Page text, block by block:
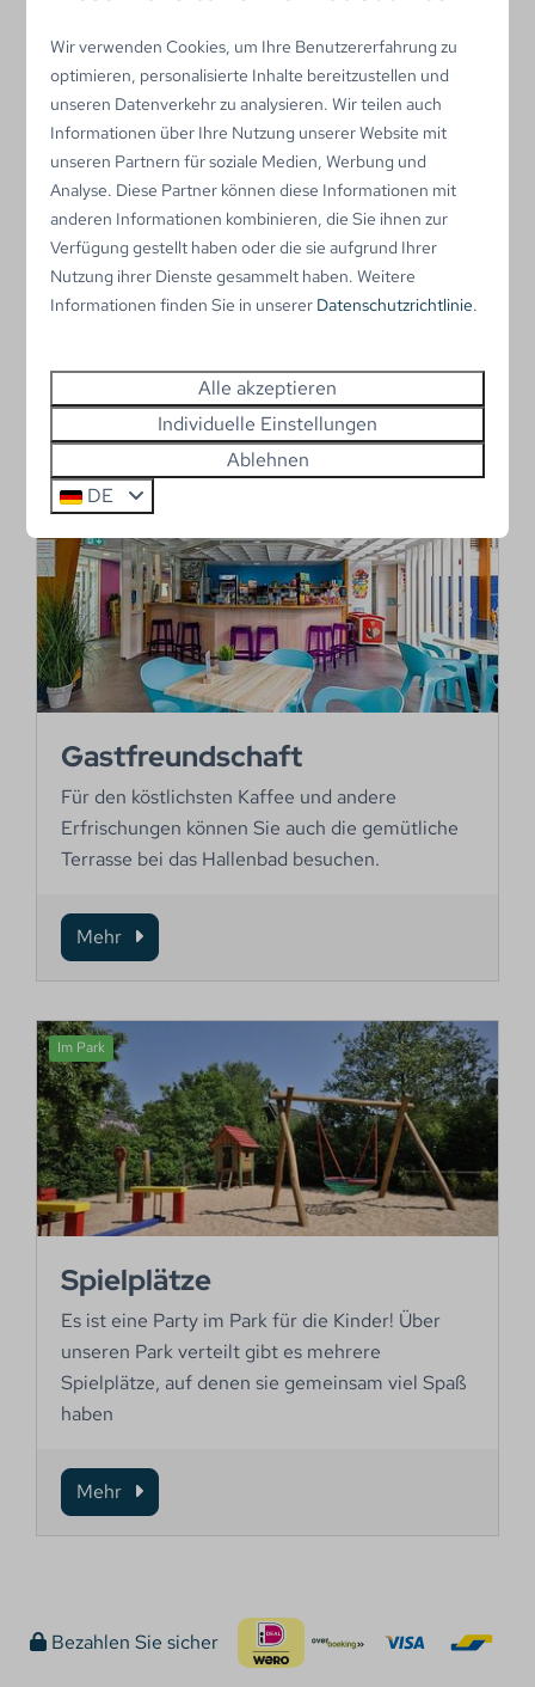
Bastelclub
Kommt diesen Sommer doch mal am
Dienstagvormittag zum Basteln vorbei. Für
Mehr
Gastfreundschaft
Für den köstlichsten Kaffee und andere
Erfrischungen können Sie auch die gemütliche
Terrasse bei das Hallenbad besuchen.
Mehr
Im Park
Spielplätze
Es ist eine Party im Park für die Kinder! Über
unseren Park verteilt gibt es mehrere
Spielplätze, auf denen sie gemeinsam viel Spaß
haben
Mehr
Bezahlen Sie sicher
Wir verwenden Cookies, um Ihre Benutzererfahrung zu
optimieren, personalisierte Inhalte bereitzustellen und
unseren Datenverkehr zu analysieren. Wir teilen auch
Informationen über Ihre Nutzung unserer Website mit
unseren Partnern für soziale Medien, Werbung und
Analyse. Diese Partner können diese Informationen mit
anderen Informationen kombinieren, die Sie ihnen zur
Verfügung gestellt haben oder die sie aufgrund Ihrer
Nutzung ihrer Dienste gesammelt haben. Weitere
Informationen finden Sie in unserer Datenschutzrichtlinie.
Alle akzeptieren
Individuelle Einstellungen
Ablehnen
DE